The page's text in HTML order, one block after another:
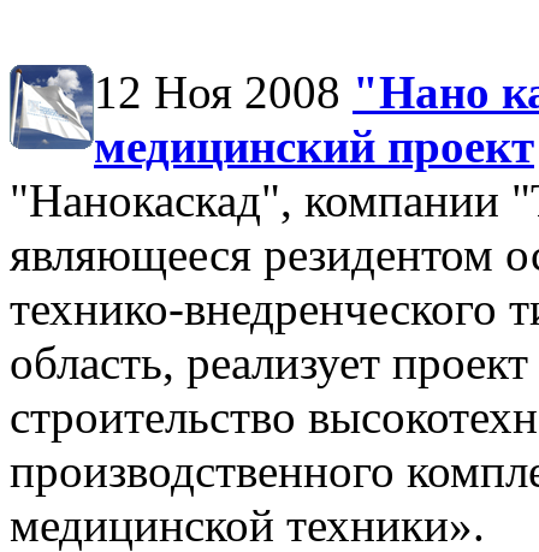
12 Ноя 2008 "Нано
медицинский проект
"Нанокаскад",
являющееся резидентом
технико-внедренческого
область, реализует
строительство
производственного
медицинской техники».